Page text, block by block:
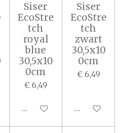
Siser
EcoStre
tch
royal
blue
30,5x10
0cm
€ 6,49
In winkelwagen
Siser
EcoStre
tch
zwart
30,5x10
0cm
€ 6,49
Houd mij